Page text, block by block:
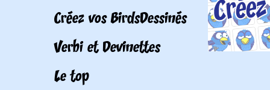
Créez vos BirdsDessinés
Verbi et Devinettes
Le top